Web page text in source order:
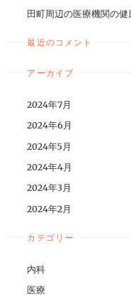
田町周辺の医療機関の健
最近のコメント
アーカイブ
2024年7月
2024年6月
2024年5月
2024年4月
2024年3月
2024年2月
カテゴリー
内科
医療